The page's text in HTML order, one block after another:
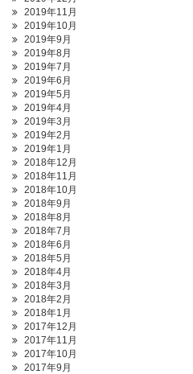
2019年11月
2019年10月
2019年9月
2019年8月
2019年7月
2019年6月
2019年5月
2019年4月
2019年3月
2019年2月
2019年1月
2018年12月
2018年11月
2018年10月
2018年9月
2018年8月
2018年7月
2018年6月
2018年5月
2018年4月
2018年3月
2018年2月
2018年1月
2017年12月
2017年11月
2017年10月
2017年9月